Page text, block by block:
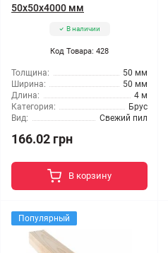
50x50x4000 мм
В наличии
Код Товара: 428
Толщина:
50 мм
Ширина:
50 мм
Длина:
4 м
Категория:
Брус
Вид:
Свежий пил
166.02 грн
В корзину
Популярный